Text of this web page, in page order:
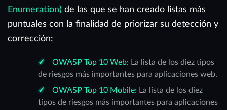
Enumeration) de las que se han creado listas más
puntuales con la finalidad de priorizar su detección y
corrección:
OWASP Top 10 Web: La lista de los diez tipos
de riesgos más importantes para aplicaciones web.
OWASP Top 10 Mobile: La lista de los diez
tipos de riesgos más importantes para aplicaciones